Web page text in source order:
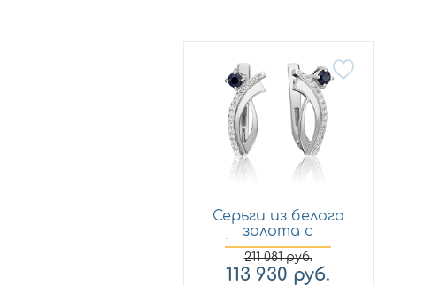
Серьги из белого
золота с
бриллиантом...
211 081руб.
113 930 руб.